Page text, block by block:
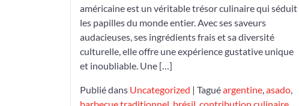
de
Traditions
américaine est un véritable trésor culinaire qui séduit
les papilles du monde entier. Avec ses saveurs
audacieuses, ses ingrédients frais et sa diversité
culturelle, elle offre une expérience gustative unique
et inoubliable. Une […]
Publié dans Uncategorized | Taguéargentine,asado,